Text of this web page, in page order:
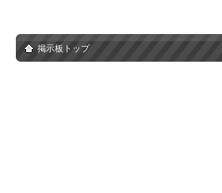
掲示板トップ